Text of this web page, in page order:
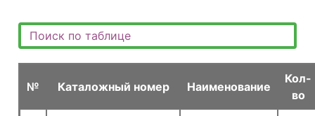
№ Каталожный номер Наименование
Кол-
во